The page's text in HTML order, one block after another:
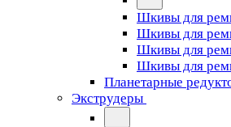
Шкивы для
Шкивы для
Шкивы для
Шкивы для
Планетарные
Экструдеры